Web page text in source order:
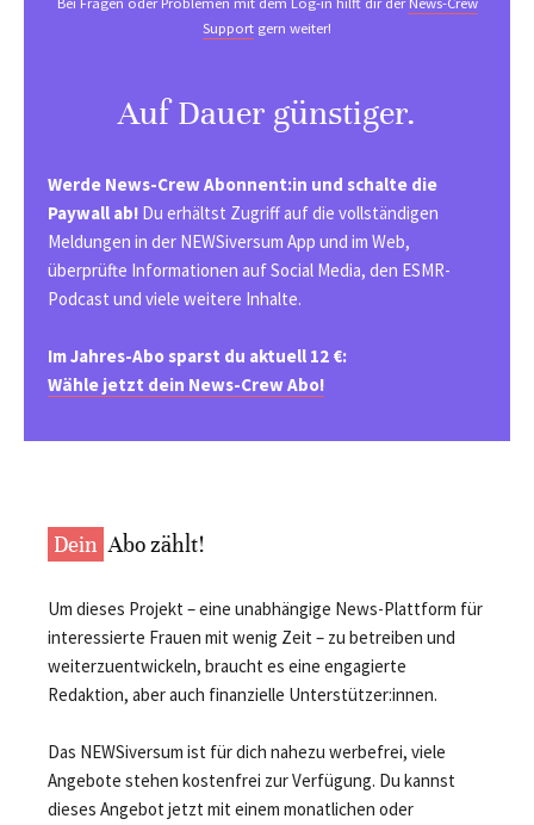
Support gern weiter!
Auf Dauer günstiger.
Werde News-Crew Abonnent:in und schalte die
Paywall ab! Du erhältst Zugriff auf die vollständigen
Meldungen in der NEWSiversum App und im Web,
überprüfte Informationen auf Social Media, den ESMR-
Podcast und viele weitere Inhalte.
Im Jahres-Abo sparst du aktuell 12 €:
Wähle jetzt dein News-Crew Abo!
Dein Abo zählt!
Um dieses Projekt – eine unabhängige News-Plattform für
interessierte Frauen mit wenig Zeit – zu betreiben und
weiterzuentwickeln, braucht es eine engagierte
Redaktion, aber auch finanzielle Unterstützer:innen.
Das NEWSiversum ist für dich nahezu werbefrei, viele
Angebote stehen kostenfrei zur Verfügung. Du kannst
dieses Angebot jetzt mit einem monatlichen oder